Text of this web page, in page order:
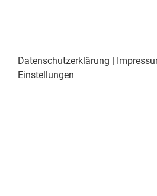
Datenschutzerklärung |
Einstellungen